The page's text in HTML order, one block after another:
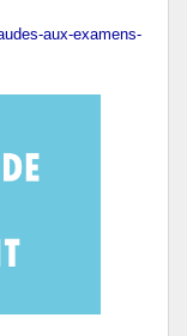
aux-examens-